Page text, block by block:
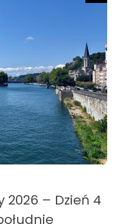
2026 – Dzień 4